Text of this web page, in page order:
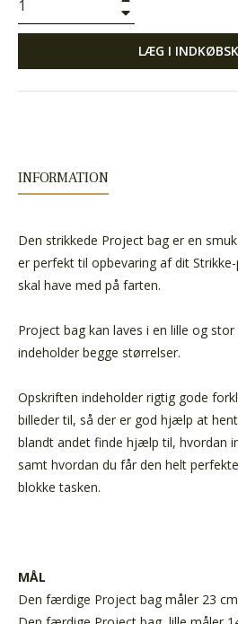
LÆG I
INFORMATION
Den strikkede Project bag er en
er perfekt til opbevaring af dit
skal have med på farten.
Project bag kan laves i en lille og
indeholder begge størrelser.
Opskriften indeholder rigtig gode
billeder til, så der er god hjælp at
blandt andet finde hjælp til, hvordan
samt hvordan du får den helt
blokke tasken.
MÅL
Den færdige Project bag måler 23